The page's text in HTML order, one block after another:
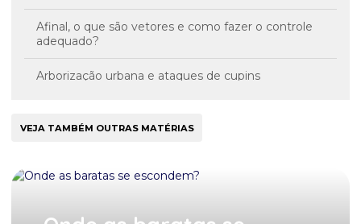
Afinal, o que são vetores e como fazer o controle
adequado?
Arborização urbana e ataques de cupins
Tuberculose
VEJA TAMBÉM OUTRAS MATÉRIAS